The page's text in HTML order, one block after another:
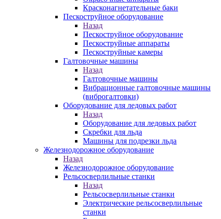
Красконагнетательные баки
Пескоструйное оборудование
Назад
Пескоструйное оборудование
Пескоструйные аппараты
Пескоструйные камеры
Галтовочные машины
Назад
Галтовочные машины
Вибрационные галтовочные машины
(виброгалтовки)
Оборудование для ледовых работ
Назад
Оборудование для ледовых работ
Скребки для льда
Машины для подрезки льда
Железнодорожное оборудование
Назад
Железнодорожное оборудование
Рельсосверлильные станки
Назад
Рельсосверлильные станки
Электрические рельсосверлильные
станки